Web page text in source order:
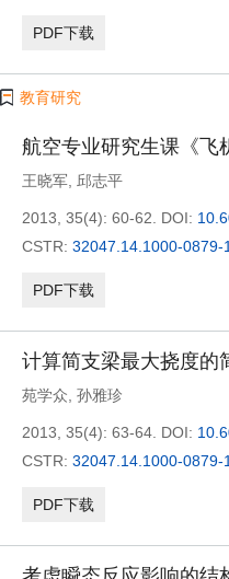
PDF下载
教育研究
航空专业研究生课《飞
王晓军 邱志平
2013, 35(4): 60-62. DOI:
CSTR: 32047.14.1000-0879-
PDF下载
计算简支梁最大挠度的
苑学众 孙雅珍
2013, 35(4): 63-64. DOI:
CSTR: 32047.14.1000-0879-
PDF下载